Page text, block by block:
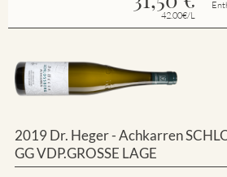
42.00€/L
2019 Dr. Heger - Achkarren
GG VDP.GROSSE LAGE